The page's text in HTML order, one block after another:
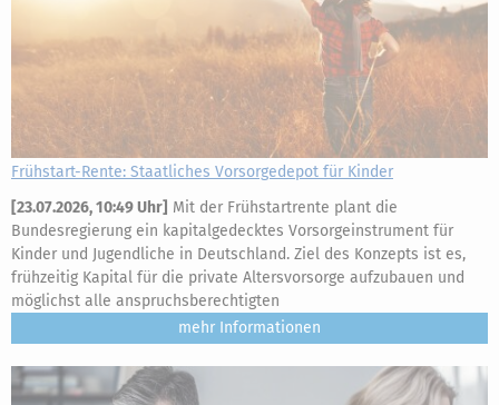
Frühstart-Rente: Staatliches Vorsorgedepot für Kinder
[23.07.2026, 10:49 Uhr] Mit der Frühstartrente plant die
Bundesregierung ein kapitalgedecktes Vorsorgeinstrument für
Kinder und Jugendliche in Deutschland. Ziel des Konzepts ist es,
frühzeitig Kapital für die private Altersvorsorge aufzubauen und
möglichst alle anspruchsberechtigten
mehr